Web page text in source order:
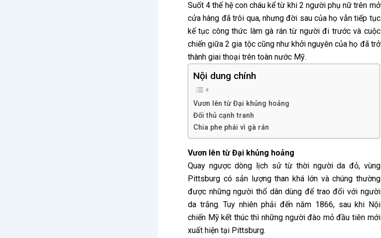
Suốt 4 thế hệ con cháu kể từ khi 2 người phụ nữ trên mở
cửa hàng đã trôi qua, nhưng đời sau của họ vẫn tiếp tục
kế tục công thức làm gà rán từ người đi trước và cuộc
chiến giữa 2 gia tộc cũng như khởi nguyên của họ đã trở
thành giai thoại trên toàn nước Mỹ.
Nội dung chính
Vươn lên từ Đại khủng hoảng
Đối thủ cạnh tranh
Chia phe phái vì gà rán
Vươn lên từ Đại khủng hoảng
Quay ngược dòng lịch sử từ thời người da đỏ, vùng
Pittsburg có sản lượng than khá lớn và chúng thường
được những người thổ dân dùng để trao đổi với người
da trắng. Tuy nhiên phải đến năm 1866, sau khi Nội
chiến Mỹ kết thúc thì những người đào mỏ đầu tiên mới
xuất hiện tại Pittsburg.